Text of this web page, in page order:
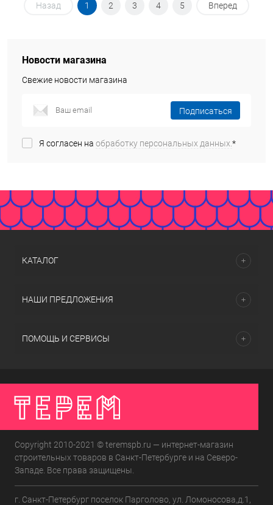
Назад 1 2 3 4 5 Вперед
Новости магазина
Свежие новости магазина
Подписаться
Я согласен на обработку персональных данных.*
КАТАЛОГ
НАШИ ПРЕДЛОЖЕНИЯ
ПОМОЩЬ И СЕРВИСЫ
Copyright 2010-2021 © teremspb.ru — интернет-магазин
строительных товаров в Санкт-Петербурге и на Северо-
Западе. Все права защищены.
г. Санкт-Петербург поселок Парголово, ул. Ломоносова,д.1,